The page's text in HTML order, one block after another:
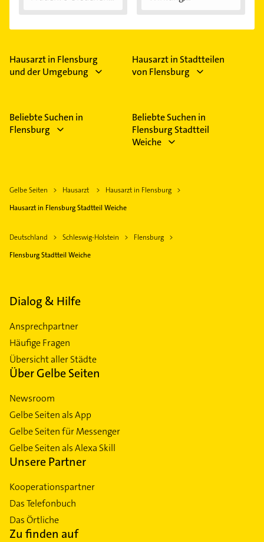
Hausarzt in Flensburg
und der Umgebung
Hausarzt in Stadtteilen
von Flensburg
Beliebte Suchen in
Flensburg
Beliebte Suchen in
Flensburg Stadtteil
Weiche
Gelbe Seiten Hausarzt
Hausarzt in Flensburg
Hausarzt in Flensburg Stadtteil Weiche
Deutschland Schleswig-Holstein
Flensburg
Flensburg Stadtteil Weiche
Dialog & Hilfe
Ansprechpartner
Häufige Fragen
Übersicht aller Städte
Über Gelbe Seiten
Newsroom
Gelbe Seiten als App
Gelbe Seiten für Messenger
Gelbe Seiten als Alexa Skill
Unsere Partner
Kooperationspartner
Das Telefonbuch
Das Örtliche
Zu finden auf